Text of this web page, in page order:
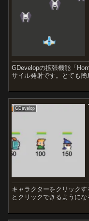
GDevelopの拡張機能「
サイル発射です。とても簡
GDevelop
キャラクターをクリック
とクリックできるようにな